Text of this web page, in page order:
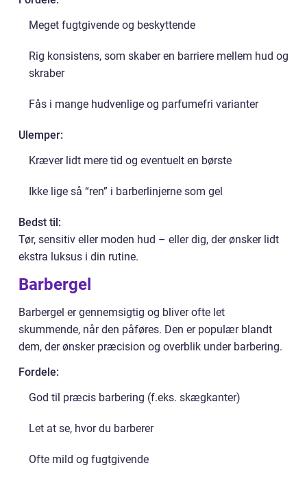
Meget fugtgivende og beskyttende
Rig konsistens, som skaber en barriere mellem hud og
skraber
Fås i mange hudvenlige og parfumefri varianter
Ulemper:
Kræver lidt mere tid og eventuelt en børste
Ikke lige så “ren” i barberlinjerne som gel
Bedst til:
Tør, sensitiv eller moden hud – eller dig, der ønsker lidt
ekstra luksus i din rutine.
Barbergel
Barbergel er gennemsigtig og bliver ofte let
skummende, når den påføres. Den er populær blandt
dem, der ønsker præcision og overblik under barbering.
Fordele:
God til præcis barbering (f.eks. skægkanter)
Let at se, hvor du barberer
Ofte mild og fugtgivende